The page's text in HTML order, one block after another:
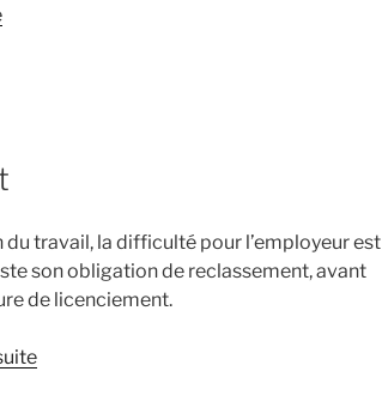
travail, la difficulté pour l’employeur est
son obligation de reclassement, avant
de licenciement.